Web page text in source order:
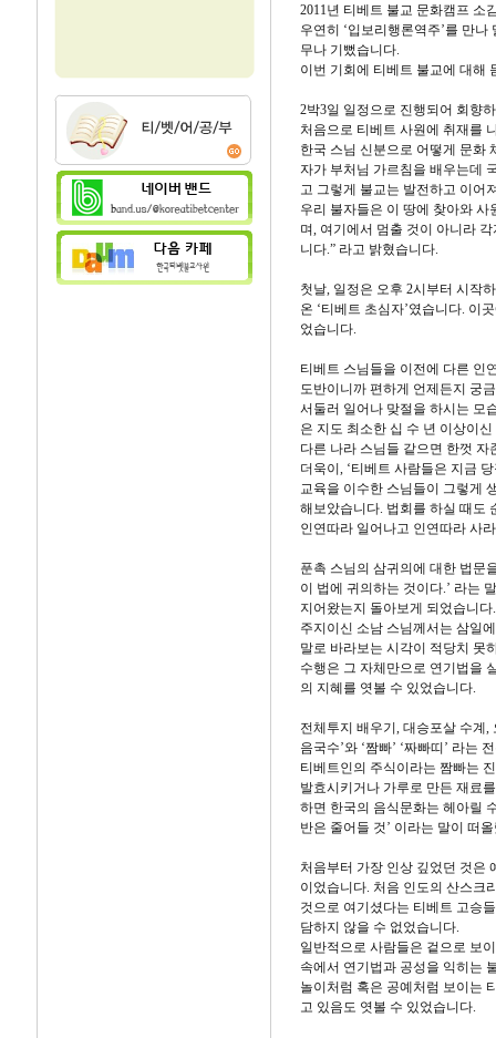
2011년 티베트 불교 문화캠프 소
우연히 ‘입보리행론역주’를 만
무나 기뻤습니다.
이번 기회에 티베트 불교에 대해
2박3일 일정으로 진행되어 회향
처음으로 티베트 사원에 취재를
한국 스님 신분으로 어떻게 문화
자가 부처님 가르침을 배우는데
고 그렇게 불교는 발전하고 이어
우리 불자들은 이 땅에 찾아와
며, 여기에서 멈출 것이 아니라
니다.” 라고 밝혔습니다.
첫날, 일정은 오후 2시부터 시작
온 ‘티베트 초심자’였습니다. 이
었습니다.
티베트 스님들을 이전에 다른 인
도반이니까 편하게 언제든지 궁
서둘러 일어나 맞절을 하시는 모
은 지도 최소한 십 수 년 이상이
다른 나라 스님들 같으면 한껏 자
더욱이, ‘티베트 사람들은 지금
교육을 이수한 스님들이 그렇게
해보았습니다. 법회를 하실 때도
인연따라 일어나고 인연따라 사
푼촉 스님의 삼귀의에 대한 법문
이 법에 귀의하는 것이다.’ 라는
지어왔는지 돌아보게 되었습니다.
주지이신 소남 스님께서는 삼일
말로 바라보는 시각이 적당치 못
수행은 그 자체만으로 연기법을
의 지혜를 엿볼 수 있었습니다.
전체투지 배우기, 대승포살 수계,
음국수’와 ‘짬빠’ ‘짜빠띠’ 라는
티베트인의 주식이라는 짬빠는
발효시키거나 가루로 만든 재료
하면 한국의 음식문화는 헤아릴
반은 줄어들 것’ 이라는 말이 떠
처음부터 가장 인상 깊었던 것은
이었습니다. 처음 인도의 산스크
것으로 여기셨다는 티베트 고승
담하지 않을 수 없었습니다.
일반적으로 사람들은 겉으로 보
속에서 연기법과 공성을 익히는
놀이처럼 혹은 공예처럼 보이는
고 있음도 엿볼 수 있었습니다.